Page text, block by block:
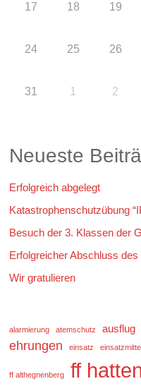
17 18 19
24 25 26
31 1 2
Neueste
Erfolgreich abgelegt
Katastrophenschutzübung
Besuch der 3. Klassen der
Erfolgreicher Abschluss
Wir gratulieren
alarmierung atemschutz ausflug
ehrungen einsatz
ff althegnenberg ff